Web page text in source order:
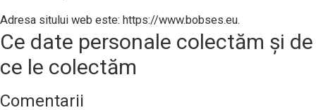
Adresa sitului web este: https://www.bobses.eu.
Ce date personale colectăm și de
ce le colectăm
Comentarii